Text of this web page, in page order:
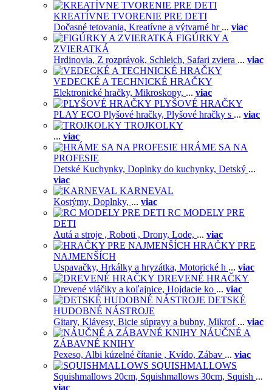
KREATÍVNE TVORENIE PRE DETI
Dočasné tetovania, Kreatívne a výtvarné hr ... viac
FIGÚRKY A
ZVIERATKÁ
Hrdinovia, Z rozprávok, Schleich, Safari zviera ... viac
VEDECKÉ A TECHNICKÉ HRAČKY
Elektronické hračky, Mikroskopy, ... viac
PLYŠOVÉ HRAČKY
PLAY ECO Plyšové hračky, Plyšové hračky s ... viac
TROJKOLKY
... viac
HRÁME SA NA
PROFESIE
Detské Kuchynky, Doplnky do kuchynky, Detský ...
viac
KARNEVAL
Kostýmy, Doplnky, ... viac
RC MODELY PRE
DETI
Autá a stroje , Roboti , Drony, Lode, ... viac
HRAČKY PRE
NAJMENŠÍCH
Uspavačky, Hrkálky a hryzátka, Motorické h ... viac
DREVENÉ HRAČKY
Drevené vláčiky a koľajnice, Hojdacie ko ... viac
DETSKÉ
HUDOBNÉ NÁSTROJE
Gitary, Klávesy, Bicie súpravy a bubny, Mikrof ... viac
NÁUČNÉ A
ZÁBAVNÉ KNIHY
Pexeso, Albi kúzelné čítanie , Kvído, Zábav ... viac
SQUISHMALLOWS
Squishmallows 20cm, Squishmallows 30cm, Squish ...
viac